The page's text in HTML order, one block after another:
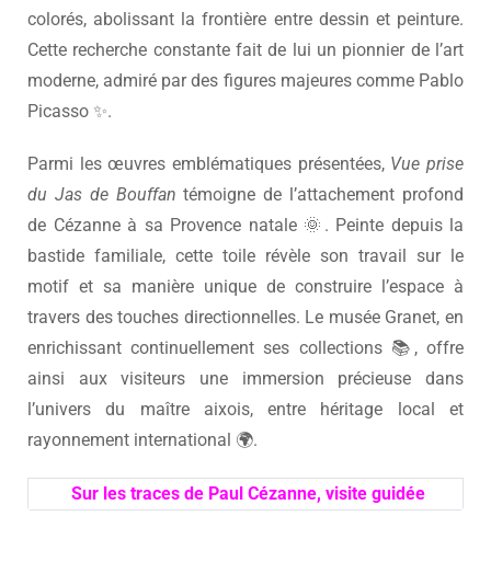
colorés, abolissant la frontière entre dessin et peinture.
Cette recherche constante fait de lui un pionnier de l’art
moderne, admiré par des figures majeures comme Pablo
Picasso ✨.
Parmi les œuvres emblématiques présentées, Vue prise
du Jas de Bouffan témoigne de l’attachement profond
de Cézanne à sa Provence natale 🌞. Peinte depuis la
bastide familiale, cette toile révèle son travail sur le
motif et sa manière unique de construire l’espace à
travers des touches directionnelles. Le musée Granet, en
enrichissant continuellement ses collections 📚, offre
ainsi aux visiteurs une immersion précieuse dans
l’univers du maître aixois, entre héritage local et
rayonnement international 🌍.
Sur les traces de Paul Cézanne, visite guidée